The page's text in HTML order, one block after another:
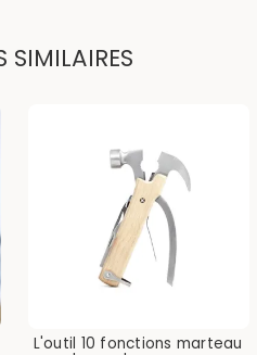
SIMILAIRES
L'outil 10 fonctions marteau